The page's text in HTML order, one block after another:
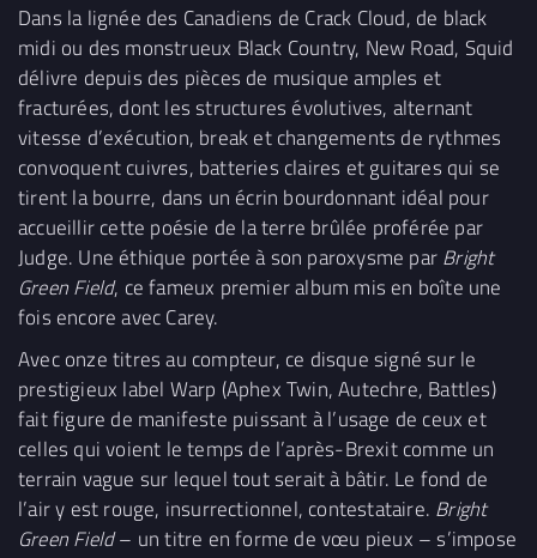
Dans la lignée des Canadiens de Crack Cloud, de black
midi ou des monstrueux Black Country, New Road, Squid
délivre depuis des pièces de musique amples et
fracturées, dont les structures évolutives, alternant
vitesse d’exécution, break et changements de rythmes
convoquent cuivres, batteries claires et guitares qui se
tirent la bourre, dans un écrin bourdonnant idéal pour
accueillir cette poésie de la terre brûlée proférée par
Judge. Une éthique portée à son paroxysme par Bright
Green Field, ce fameux premier album mis en boîte une
fois encore avec Carey.
Avec onze titres au compteur, ce disque signé sur le
prestigieux label Warp (Aphex Twin, Autechre, Battles)
fait figure de manifeste puissant à l’usage de ceux et
celles qui voient le temps de l’après-Brexit comme un
terrain vague sur lequel tout serait à bâtir. Le fond de
l’air y est rouge, insurrectionnel, contestataire. Bright
Green Field– un titre en forme de vœu pieux – s’impose